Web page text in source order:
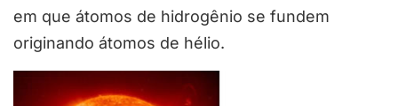
em que átomos de hidrogênio se fundem
originando átomos de hélio.